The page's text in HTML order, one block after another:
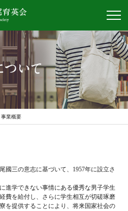
事業概要
國三の意志に基づいて、1957年に設立さ
進学できない事情にある優秀な男子学生
費を給付し、さらに学生相互が切磋琢磨
を提供することにより、将来国家社会の